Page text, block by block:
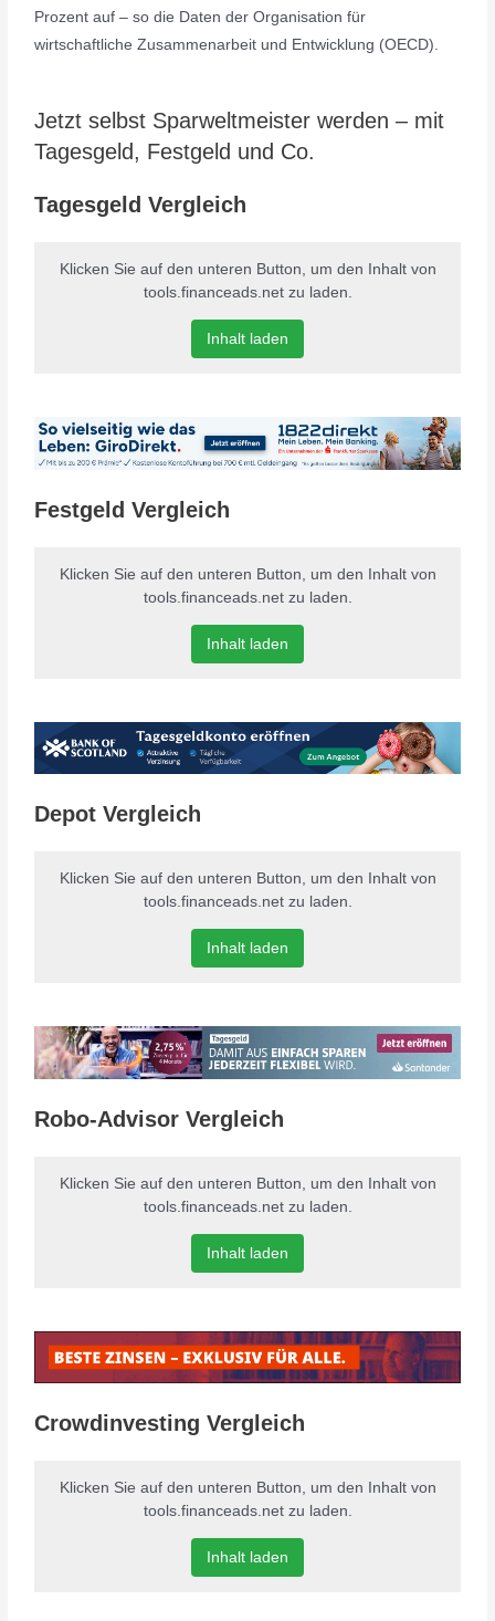
Prozent auf – so die Daten der Organisation für
wirtschaftliche Zusammenarbeit und Entwicklung (OECD).
Jetzt selbst Sparweltmeister werden – mit
Tagesgeld, Festgeld und Co.
Tagesgeld Vergleich
Klicken Sie auf den unteren Button, um den Inhalt von
tools.financeads.net zu laden.
Inhalt laden
Festgeld Vergleich
Klicken Sie auf den unteren Button, um den Inhalt von
tools.financeads.net zu laden.
Inhalt laden
Depot Vergleich
Klicken Sie auf den unteren Button, um den Inhalt von
tools.financeads.net zu laden.
Inhalt laden
Robo-Advisor Vergleich
Klicken Sie auf den unteren Button, um den Inhalt von
tools.financeads.net zu laden.
Inhalt laden
Crowdinvesting Vergleich
Klicken Sie auf den unteren Button, um den Inhalt von
tools.financeads.net zu laden.
Inhalt laden